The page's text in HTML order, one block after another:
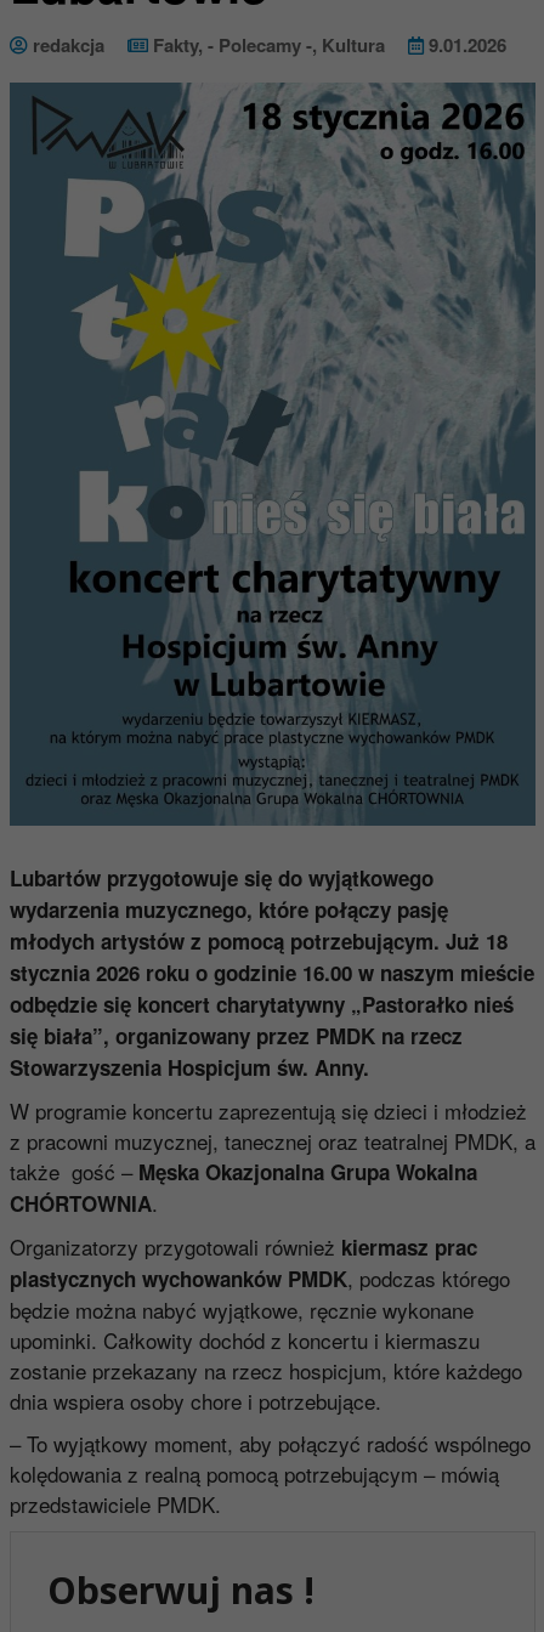
redakcja Fakty, - Polecamy -, Kultura 9.01.2026
Lubartów przygotowuje się do wyjątkowego
wydarzenia muzycznego, które połączy pasję
młodych artystów z pomocą potrzebującym. Już 18
stycznia 2026 roku o godzinie 16.00 w naszym mieście
odbędzie się koncert charytatywny „Pastorałko nieś
się biała”, organizowany przez PMDK na rzecz
Stowarzyszenia Hospicjum św. Anny.
W programie koncertu zaprezentują się dzieci i młodzież
z pracowni muzycznej, tanecznej oraz teatralnej PMDK, a
także gość – Męska Okazjonalna Grupa Wokalna
CHÓRTOWNIA.
Organizatorzy przygotowali również kiermasz prac
plastycznych wychowanków PMDK, podczas którego
będzie można nabyć wyjątkowe, ręcznie wykonane
upominki. Całkowity dochód z koncertu i kiermaszu
zostanie przekazany na rzecz hospicjum, które każdego
dnia wspiera osoby chore i potrzebujące.
– To wyjątkowy moment, aby połączyć radość wspólnego
kolędowania z realną pomocą potrzebującym – mówią
przedstawiciele PMDK.
Obserwuj nas !